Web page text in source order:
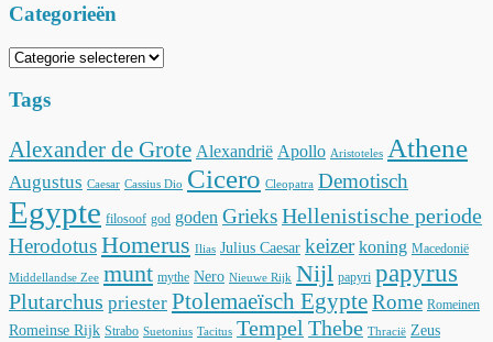
Categorieën
Categorieën
Tags
Alexander de Grote Alexandrië Apollo Aristoteles Athene
Augustus Caesar Cassius Dio Cicero Cleopatra Demotisch
Egypte filosoof god goden GrieksHellenistische periode
HerodotusHomerus Ilias Julius Caesar keizer koning Macedonië
Middellandse Zee munt mythe Nero Nieuwe Rijk Nijl papyri papyrus
Plutarchus priester Ptolemaeïsch EgypteRome Romeinen
Romeinse Rijk Strabo Suetonius Tacitus Tempel Thebe Thracië Zeus